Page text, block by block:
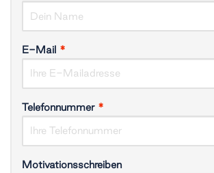
E-Mail *
Telefonnummer *
Motivationsschreiben